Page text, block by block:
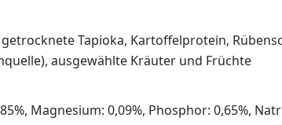
Tapioka, Kartoffelprotein,
ausgewählte Kräuter und Früchte
Magnesium: 0,09%, Phosphor: 0,65%,